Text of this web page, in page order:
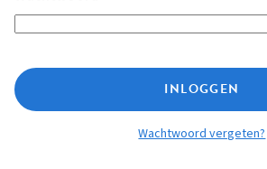
INLOGGEN
Wachtwoord vergeten?